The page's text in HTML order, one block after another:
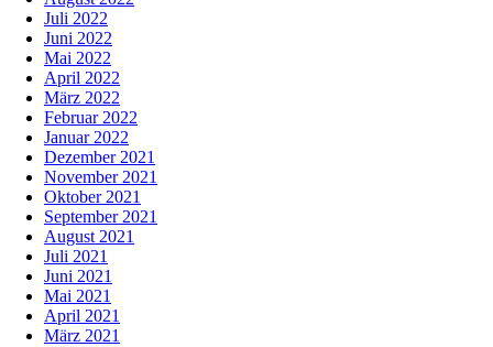
Juli 2022
Juni 2022
Mai 2022
April 2022
März 2022
Februar 2022
Januar 2022
Dezember 2021
November 2021
Oktober 2021
September 2021
August 2021
Juli 2021
Juni 2021
Mai 2021
April 2021
März 2021